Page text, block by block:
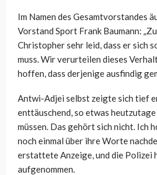
Im Namen des Gesamtvorstandes
Vorstand Sport Frank Baumann:
Christopher sehr leid, dass er sich
muss. Wir verurteilen dieses
hoffen, dass derjenige ausfindig
Antwi-Adjei selbst zeigte sich tief
enttäuschend, so etwas heutzutage
müssen. Das gehört sich nicht. Ich
noch einmal über ihre Worte
erstattete Anzeige, und die Polizei
aufgenommen.